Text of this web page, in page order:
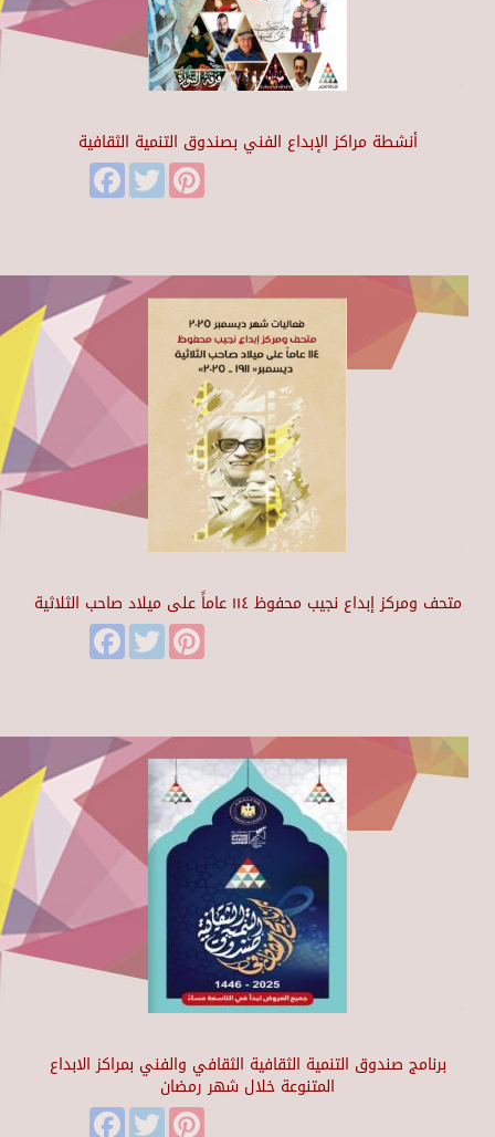
أنشطة مراكز الإبداع الفني بصندوق التنمية الثقافية
FacebookTwitter
متحف ومركز إبداع نجيب محفوظ ١١٤ عاماً على ميلاد صاحب الثلاثية
FacebookTwitter
برنامج صندوق التنمية الثقافية الثقافي والفني بمراكز الابداع
المتنوعة خلال شهر رمضان
FacebookTwitter